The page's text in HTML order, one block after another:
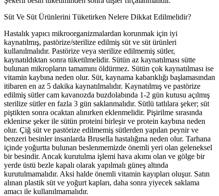
Süt Ve Süt Ürünlerini Tüketirken Nelere Dikkat Edilmelidir?
Hastalık yapıcı mikroorganizmalardan korunmak için iyi
kaynatılmış, pastörize/sterilize edilmiş süt ve süt ürünleri
kullanılmalıdır. Pastörize veya sterilize edilmemiş sütler,
kaynatıldıktan sonra tüketilmelidir. Sütün az kaynatılması sütte
bulunan mikropların tamamını öldürmez. Sütün çok kaynatılması ise
vitamin kaybına neden olur. Süt, kaynama kabarıklığı başlamasından
itibaren en az 5 dakika kaynatılmalıdır. Kaynatılmış ve pastörize
edilmiş sütler cam kavanozda buzdolabında 1-2 gün kutusu açılmış
sterilize sütler en fazla 3 gün saklanmalıdır. Sütlü tatlılara şeker; süt
piştikten sonra ocaktan alınırken eklenmelidir. Pişirilme sırasında
eklenirse şeker ile sütün proteini birleşir ve protein kaybına neden
olur. Çiğ süt ve pastörize edilmemiş sütlerden yapılan peynir ve
benzeri besinler insanlarda Brusella hastalığına neden olur. Tarhana
içinde yoğurtta bulunan beslenmemizde önemli yeri olan geleneksel
bir besindir. Ancak kurutulma işlemi hava akımı olan ve gölge bir
yerde üstü bezle kapalı olarak yapılmalı güneş altında
kurutulmamalıdır. Aksi halde önemli vitamin kayıpları oluşur. Satın
alınan plastik süt ve yoğurt kapları, daha sonra yiyecek saklama
amacı ile kullanılmamalıdır.